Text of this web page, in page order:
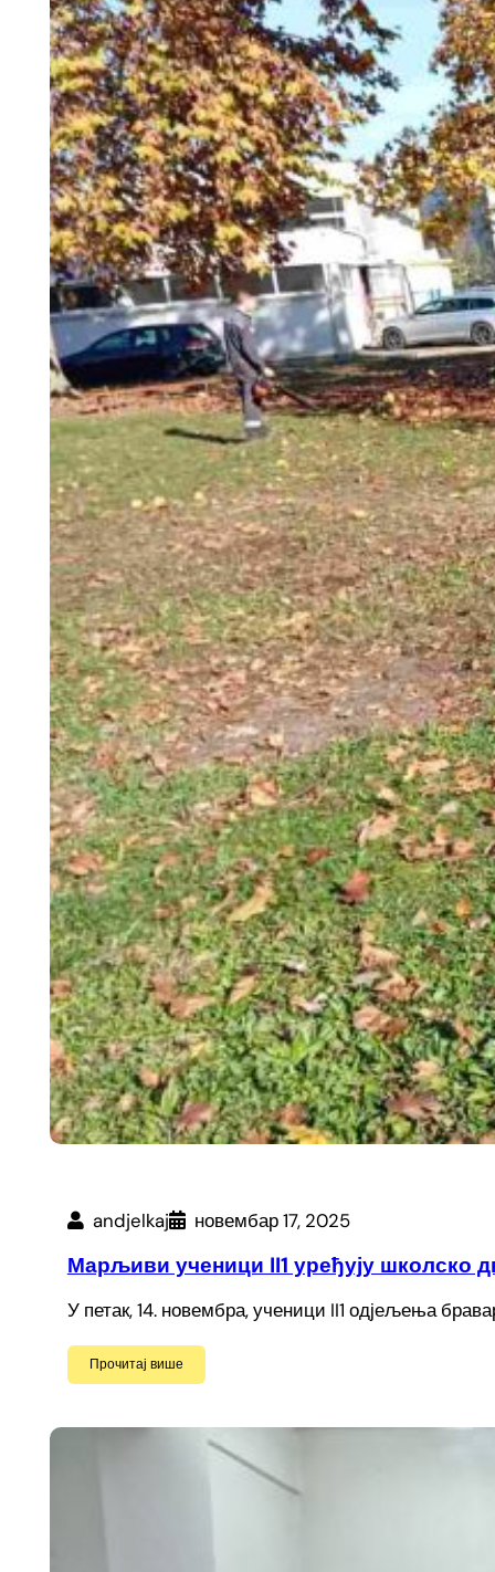
andjelkaj новембар 17, 2025
Марљиви ученици II1 уређују школско
У петак, 14. новембра, ученици II1 одјељења
Прочитај више